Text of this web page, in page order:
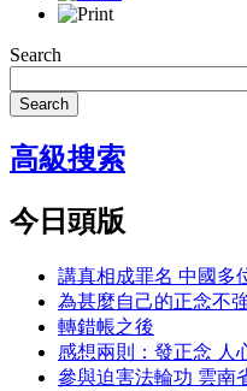
Search
Search
高級搜索
今日頭版
講真相成罪名 中國多
為甚麼自己的正念不
轉錯帳之後
感想兩則：發正念 人
參與迫害法輪功 雲南